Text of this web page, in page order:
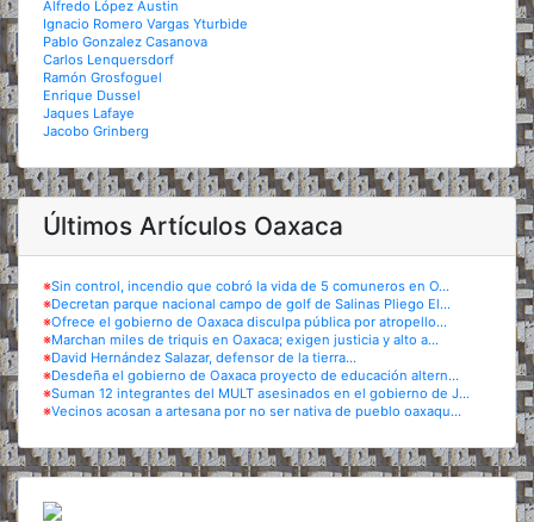
Alfredo López Austin
Ignacio Romero Vargas Yturbide
Pablo Gonzalez Casanova
Carlos Lenquersdorf
Ramón Grosfoguel
Enrique Dussel
Jaques Lafaye
Jacobo Grinberg
Últimos Artículos Oaxaca
※Sin control, incendio que cobró la vida de 5 comuneros en O...
※Decretan parque nacional campo de golf de Salinas Pliego El...
※Ofrece el gobierno de Oaxaca disculpa pública por atropello...
※Marchan miles de triquis en Oaxaca; exigen justicia y alto a...
※David Hernández Salazar, defensor de la tierra...
※Desdeña el gobierno de Oaxaca proyecto de educación altern...
※Suman 12 integrantes del MULT asesinados en el gobierno de J...
※Vecinos acosan a artesana por no ser nativa de pueblo oaxaqu...